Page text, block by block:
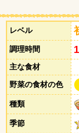
レベル
調理時間
主な食材
野菜の食材の色
種類
季節